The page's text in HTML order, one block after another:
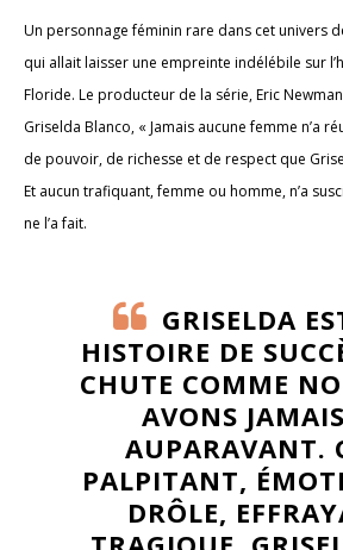
Un personnage féminin rare dans cet univers
qui allait laisser une empreinte indélébile sur
Floride. Le producteur de la série, Eric
Griselda Blanco, « Jamais aucune femme n’a
de pouvoir, de richesse et de respect que
Et aucun trafiquant, femme ou homme, n’a
ne l’a fait.
GRISELDA
HISTOIRE DE
CHUTE COMME
AVONS
AUPARAVANT.
PALPITANT,
DRÔLE,